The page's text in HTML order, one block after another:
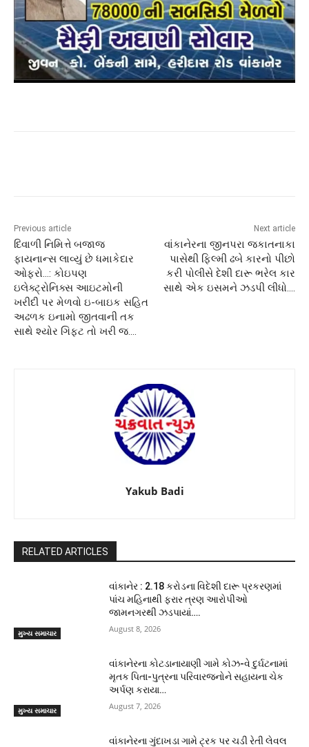
Previous article
દિવાળી નિમિત્તે બજાજ
ફાયનાન્સ લાવ્યું છે ધમાકેદાર
ઓફરો…: કોઇપણ
ઇલેક્ટ્રોનિક્સ આઇટમોની
ખરીદી પર મેળવો ઇ-બાઇક સહિત
અઢળક ઇનામો જીતવાની તક
સાથે શ્યોર ગિફ્ટ તો ખરી જ….
Next article
વાંકાનેરના જીનપરા જકાતનાકા
પાસેથી ફિલ્મી ઢબે કારનો પીછો
કરી પોલીસે દેશી દારૂ ભરેલ કાર
સાથે એક ઇસમને ઝડપી લીધો….
Yakub Badi
RELATED ARTICLES
મુખ્ય સમાચાર
વાંકાનેર : 2.18 કરોડના વિદેશી દારૂ પ્રકરણમાં
પાંચ મહિનાથી ફરાર ત્રણ આરોપીઓ
જામનગરથી ઝડપાયાં….
August 8, 2026
મુખ્ય સમાચાર
વાંકાનેરના કોટડાનાયાણી ગામે કોઝ-વે દુર્ઘટનામાં
મૃતક પિતા-પુત્રના પરિવારજનોને સહાયના ચેક
અર્પણ કરાયા…
August 7, 2026
વાંકાનેરના ગુંદાખડા ગામે ટ્રક પર ચડી રેતી લેવલ